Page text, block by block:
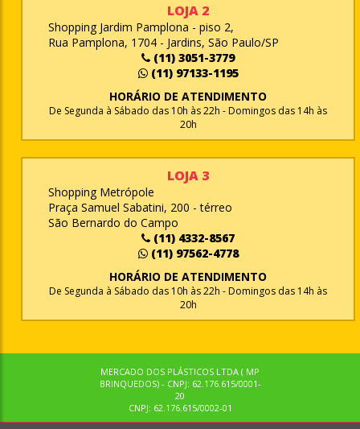
LOJA 2
Shopping Jardim Pamplona - piso 2,
Rua Pamplona, 1704 - Jardins, São Paulo/SP
(11) 3051-3779
(11) 97133-1195
HORÁRIO DE ATENDIMENTO
De Segunda à Sábado das 10h às 22h - Domingos das 14h às
20h
LOJA 3
Shopping Metrópole
Praça Samuel Sabatini, 200 - térreo
São Bernardo do Campo
(11) 4332-8567
(11) 97562-4778
HORÁRIO DE ATENDIMENTO
De Segunda à Sábado das 10h às 22h - Domingos das 14h às
20h
MERCADO DOS PLÁSTICOS LTDA ( MP
BRINQUEDOS) - CNPJ: 62.176.615/0001-
20
CNPJ: 62.176.615/0002-01